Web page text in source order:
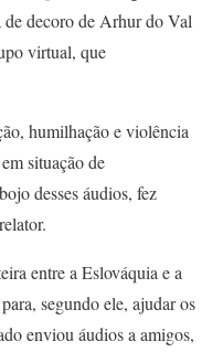
de decoro de Arhur do Val
virtual, que
humilhação e violência
situação de
desses áudios, fez
entre a Eslováquia e a
segundo ele, ajudar os
enviou áudios a amigos,